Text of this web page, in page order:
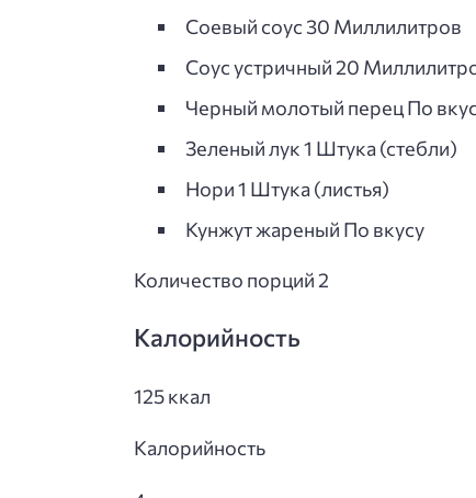
Соевый соус 30 Миллилитров
Соус устричный 20
Черный молотый перец По
Зеленый лук 1 Штука (стебли)
Нори 1 Штука (листья)
Кунжут жареный По вкусу
Количество порций 2
Калорийность
125 ккал
Калорийность